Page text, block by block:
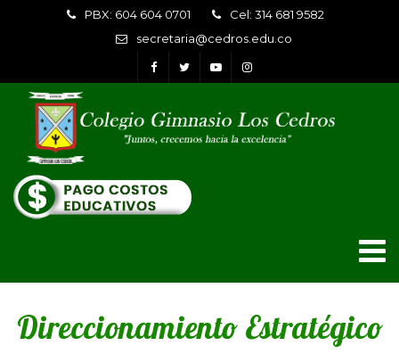
PBX: 604 604 0701
Cel: 314 681 9582
secretaria@cedros.edu.co
Direccionamiento Estratégico